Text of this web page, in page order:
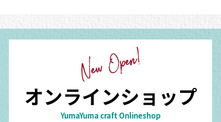
オンラインショップ
YumaYuma craft Onlineshop